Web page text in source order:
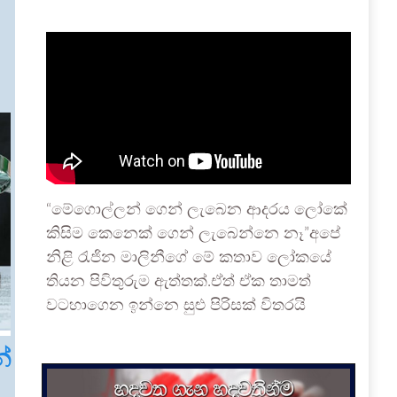
“මේගොල්ලන් ගෙන් ලැබෙන ආදරය ලෝකේ
කිසිම කෙනෙක් ගෙන් ලැබෙන්නෙ නෑ”අපේ
නිළි රැජින මාලිනීගේ මේ කතාව ලෝකයේ
තියන පිවිතුරුම ඇත්තක්.ඒත් ඒක තාමත්
වටහාගෙන ඉන්නෙ සුළු පිරිසක් විතරයි